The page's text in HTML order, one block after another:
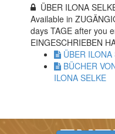
ÜBER ILONA
Available in
days TAGE after you
EINGESCHRIEBEN
ÜBER ILONA
BÜCHER
ILONA SELKE